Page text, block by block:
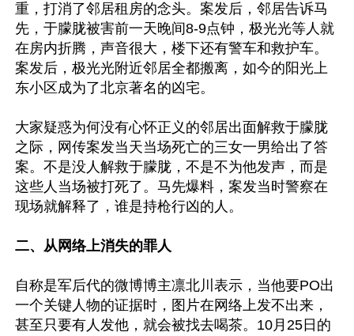
重，打消了邻居租房的念头。案发后，邻居告诉马
先，于朦胧被害前一天晚间8-9点钟，极光光等人就
在房内折腾，声音很大，楼下还有警车和救护车。
案发后，极光光附近邻居全都搬离，如今的阳光上
东小区成为了北京著名的凶宅。
大家疑惑为何没有心怀正义的邻居出面解救于朦胧
之际，网传案发当天当场死亡的三女一男给出了答
案。不是没人解救于朦胧，不是不为他发声，而是
这些人当场被打死了。马先爆料，案发当时警察在
现场就解释了，谁是持枪行凶的人。
二、从网络上消失的罪人
自称是军后代的微博博主凛北川表示，当他要PO出
一个关键人物的证据时，图片在网络上发不出来，
甚至只要有人发他，就会被找去喝茶。10月25日的